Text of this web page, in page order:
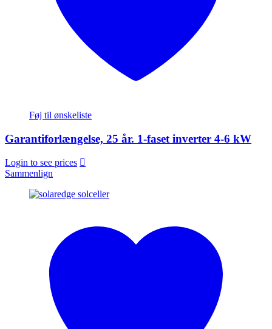
Føj til ønskeliste
Garantiforlængelse, 25 år. 1-faset inverter 4-6 kW
Login to see prices
Sammenlign